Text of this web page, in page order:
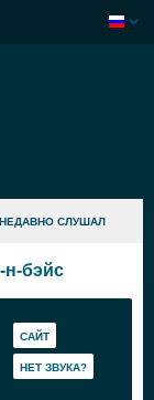
НЕДАВНО СЛУШАЛ
н-бэйс
САЙТ
HЕТ ЗВУКА?